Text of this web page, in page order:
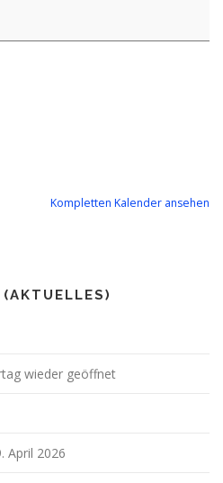
Kompletten Kalender ansehen
wieder geöffnet
April 2026